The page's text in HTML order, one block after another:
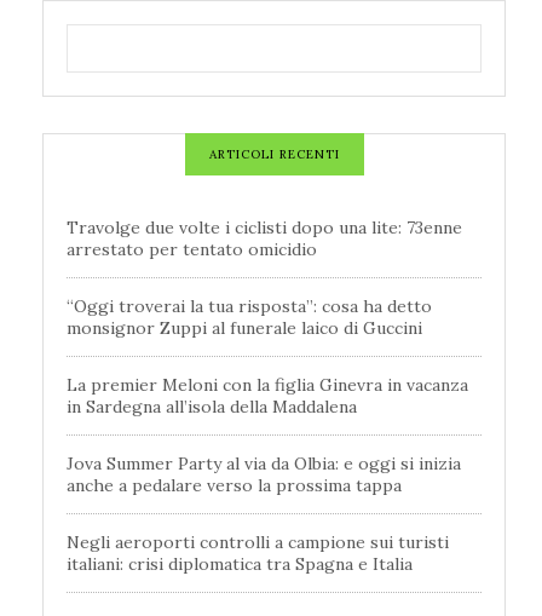
ARTICOLI RECENTI
Travolge due volte i ciclisti dopo una lite: 73enne
arrestato per tentato omicidio
“Oggi troverai la tua risposta”: cosa ha detto
monsignor Zuppi al funerale laico di Guccini
La premier Meloni con la figlia Ginevra in vacanza
in Sardegna all’isola della Maddalena
Jova Summer Party al via da Olbia: e oggi si inizia
anche a pedalare verso la prossima tappa
Negli aeroporti controlli a campione sui turisti
italiani: crisi diplomatica tra Spagna e Italia